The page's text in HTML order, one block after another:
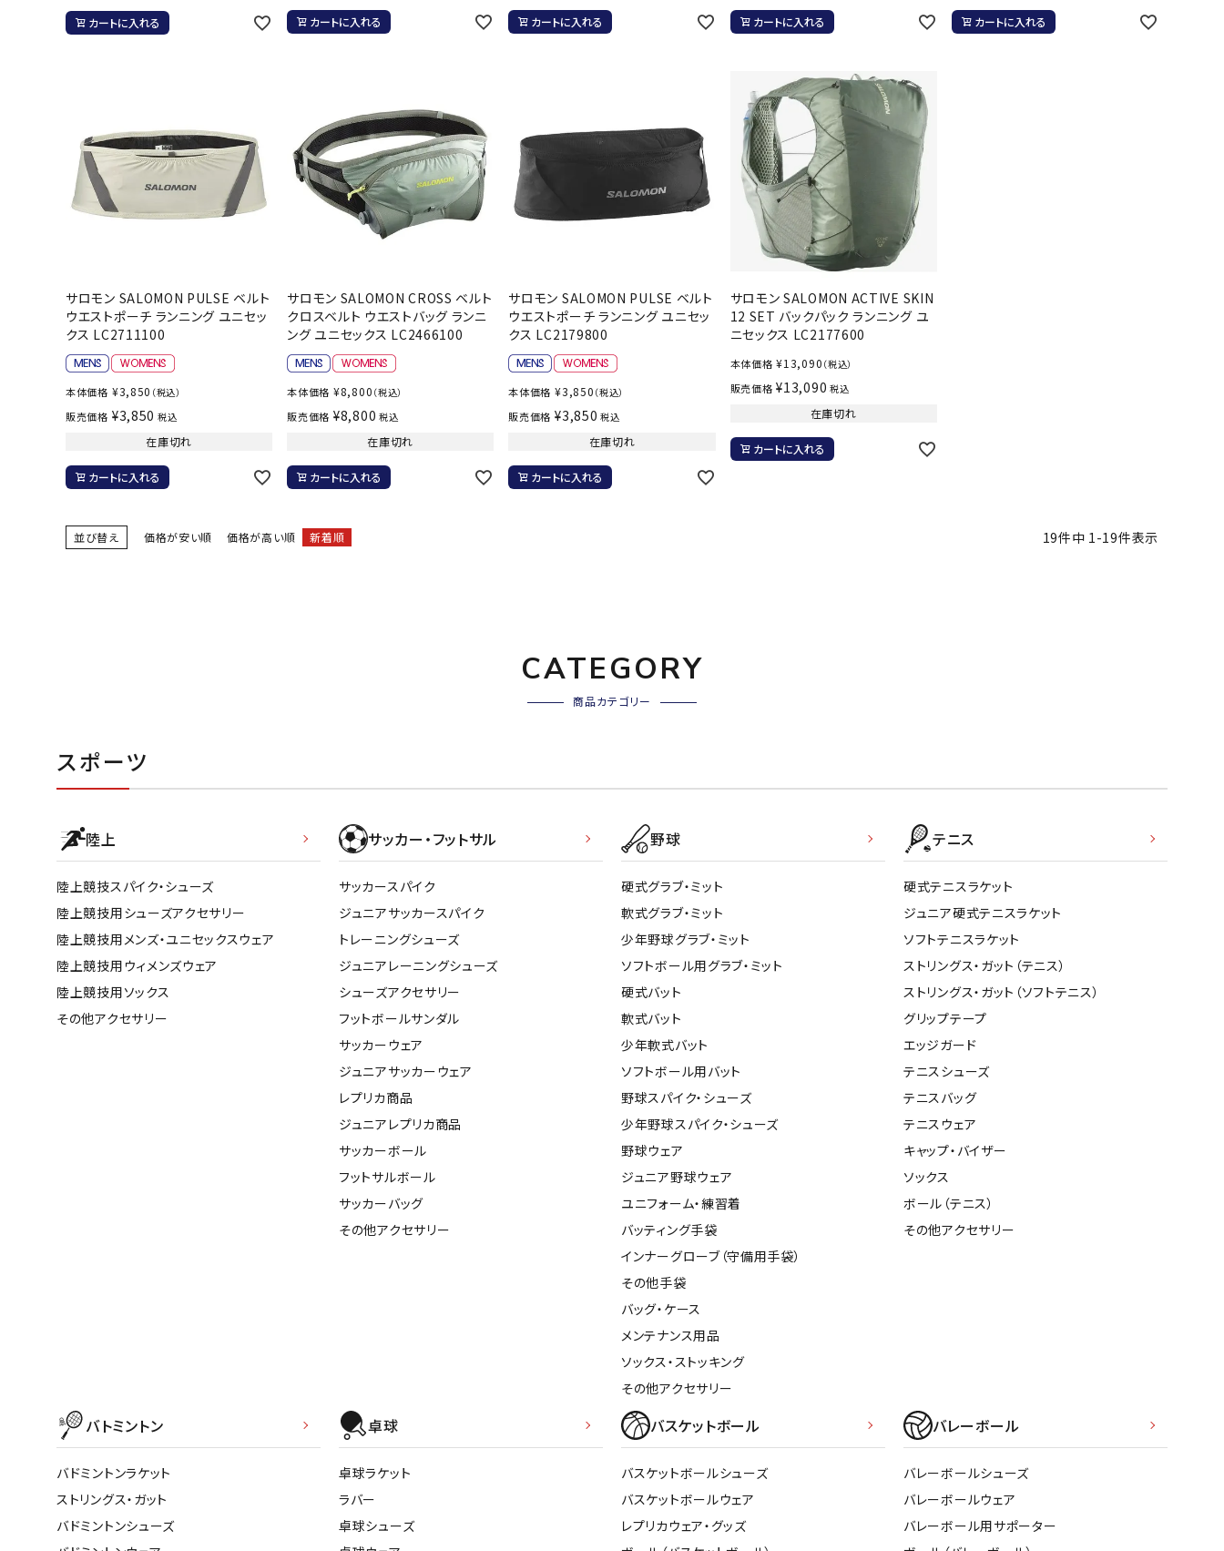
武道・格闘技
武道・格闘技小物
トレーニング・ジム/カジ
ュアル
キッズウェア
コンプレッションウェア
インナーウェア
シューズ
バッグ
キャップ
その他アクセサリー
キャンプ用品
クーラー・ジャグ
クッキングウェア
シュラフ・寝具
テーブル・チェア関連
テーブルウェア
テント・タープ用品
バーベキュー・焚き火
ベット・マット・シート
ライト・ランタン
その他アクセサリー
ARMOUR
Wacoal CW-X Wilson Wstudio YASAKA
ZETT
カートに入れる カートに入れる カートに入れる カートに入れる カートに入れる
サロモン SALOMON PULSE ベルト
ウエストポーチ ランニング ユニセッ
クス LC2711100
本体価格 ¥3,850 （税込）
販売価格 ¥3,850 税込
在庫切れ
カートに入れる
サロモン SALOMON CROSS ベルト
クロスベルト ウエストバッグ ランニ
ング ユニセックス LC2466100
本体価格 ¥8,800 （税込）
販売価格 ¥8,800 税込
在庫切れ
カートに入れる
サロモン SALOMON PULSE ベルト
ウエストポーチ ランニング ユニセッ
クス LC2179800
本体価格 ¥3,850 （税込）
販売価格 ¥3,850 税込
在庫切れ
カートに入れる
サロモン SALOMON ACTIVE SKIN
12 SET バックパック ランニング ユ
ニセックス LC2177600
本体価格 ¥13,090 （税込）
販売価格 ¥13,090 税込
在庫切れ
カートに入れる
並び替え 価格が安い順 価格が高い順 新着順 19件中 1-19件表示
CATEGORY
商品カテゴリー
スポーツ
陸上
陸上競技スパイク・シューズ
陸上競技用シューズアクセサリー
陸上競技用メンズ・ユニセックスウェア
陸上競技用ウィメンズウェア
陸上競技用ソックス
その他アクセサリー
サッカー・フットサル
サッカースパイク
ジュニアサッカースパイク
トレーニングシューズ
ジュニアレーニングシューズ
シューズアクセサリー
フットボールサンダル
サッカーウェア
ジュニアサッカーウェア
レプリカ商品
ジュニアレプリカ商品
サッカーボール
フットサルボール
サッカーバッグ
その他アクセサリー
野球
硬式グラブ・ミット
軟式グラブ・ミット
少年野球グラブ・ミット
ソフトボール用グラブ・ミット
硬式バット
軟式バット
少年軟式バット
ソフトボール用バット
野球スパイク・シューズ
少年野球スパイク・シューズ
野球ウェア
ジュニア野球ウェア
ユニフォーム・練習着
バッティング手袋
インナーグローブ（守備用手袋）
その他手袋
バッグ・ケース
メンテナンス用品
ソックス・ストッキング
その他アクセサリー
テニス
硬式テニスラケット
ジュニア硬式テニスラケット
ソフトテニスラケット
ストリングス・ガット（テニス）
ストリングス・ガット（ソフトテニス）
グリップテープ
エッジガード
テニスシューズ
テニスバッグ
テニスウェア
キャップ・バイザー
ソックス
ボール（テニス）
その他アクセサリー
バトミントン
バドミントンラケット
ストリングス・ガット
バドミントンシューズ
卓球
卓球ラケット
ラバー
卓球シューズ
バスケットボール
バスケットボールシューズ
バスケットボールウェア
レプリカウェア・グッズ
バレーボール
バレーボールシューズ
バレーボールウェア
バレーボール用サポーター